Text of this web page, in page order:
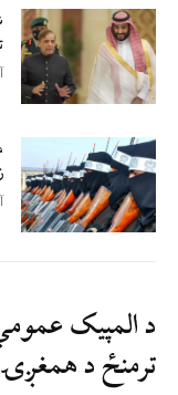
د المپیک
ترمنځ د